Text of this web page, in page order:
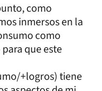
como
inmersos en la
como
que este
+logros) tiene